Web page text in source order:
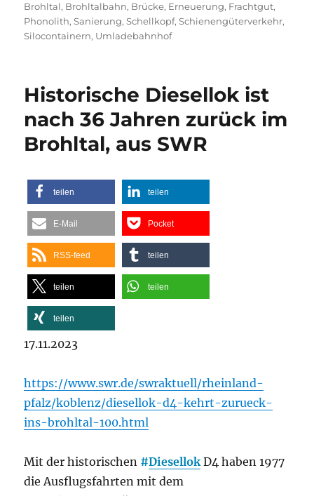
Brohltal, Brohltalbahn, Brücke, Erneuerung, Frachtgut,
Phonolith,Sanierung,Schellkopf,Schienengüterverkehr,
Silocontainern, Umladebahnhof
Historische Diesellok ist
nach 36 Jahren zurück im
Brohltal, aus SWR
teilen teilen
E-Mail Pocket
RSS-feed teilen
teilen teilen
teilen
17.11.2023
https://www.swr.de/swraktuell/rheinland-
pfalz/koblenz/diesellok-d4-kehrt-zurueck-
ins-brohltal-100.html
Mit der historischen #DiesellokD4 haben 1977
die Ausflugsfahrten mit dem